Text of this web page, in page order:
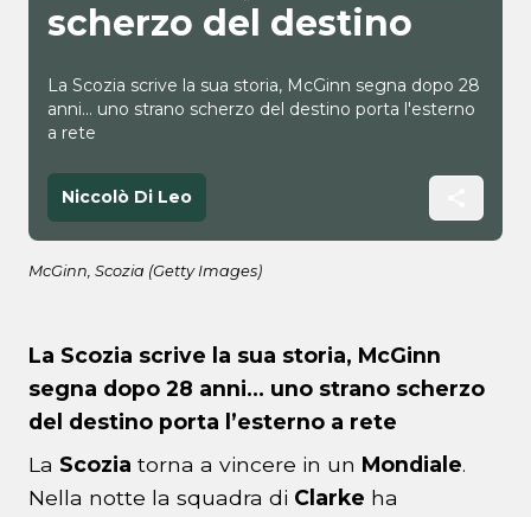
scherzo del destino
La Scozia scrive la sua storia, McGinn segna dopo 28
anni... uno strano scherzo del destino porta l'esterno
a rete
Niccolò Di Leo
McGinn, Scozia (Getty Images)
La Scozia scrive la sua storia, McGinn
segna dopo 28 anni… uno strano scherzo
del destino porta l’esterno a rete
La Scozia torna a vincere in un Mondiale.
Nella notte la squadra di Clarke ha